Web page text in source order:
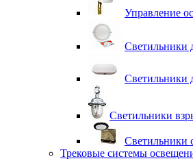
Управление
Светильники
Светильники
Светильники
Трековые системы